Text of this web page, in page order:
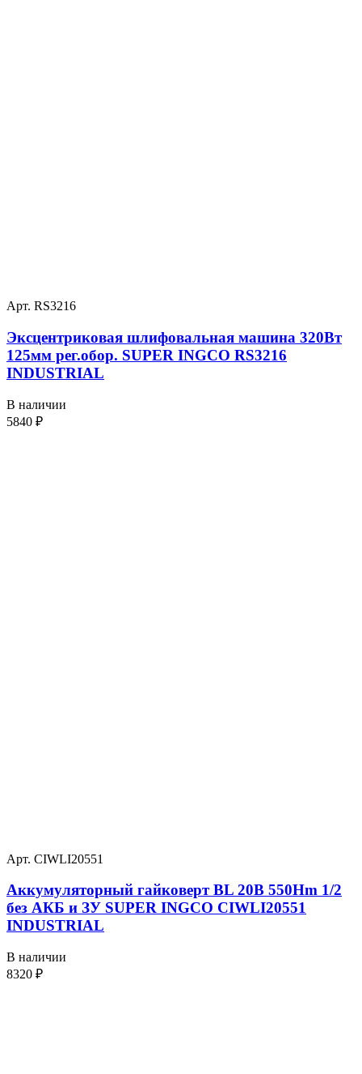
Арт. RS3216
Эксцентриковая шлифовальная машина 320Вт
125мм рег.обор. SUPER INGCO RS3216
INDUSTRIAL
В наличии
5840 ₽
Арт. CIWLI20551
Аккумуляторный гайковерт BL 20В 550Hm 1/2
без АКБ и ЗУ SUPER INGCO CIWLI20551
INDUSTRIAL
В наличии
8320 ₽